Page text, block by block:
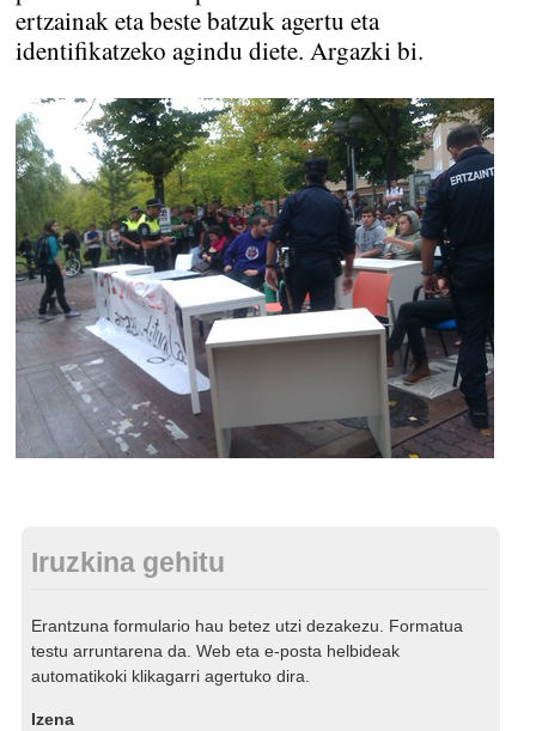
ertzainak eta beste batzuk agertu eta
identifikatzeko agindu diete. Argazki bi.
Iruzkina gehitu
Erantzuna formulario hau betez utzi dezakezu. Formatua
testu arruntarena da. Web eta e-posta helbideak
automatikoki klikagarri agertuko dira.
Izena